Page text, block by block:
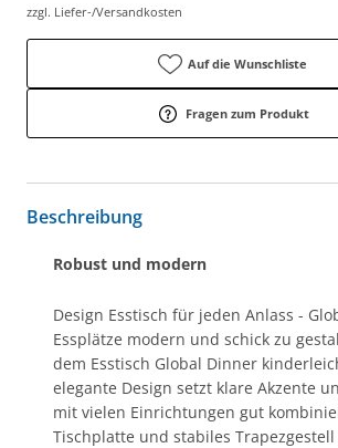
zzgl. Liefer-/Versandkosten
Auf die Wunschliste
Fragen zum Produkt
Beschreibung
Robust und modern
Design Esstisch für jeden Anlass -
Essplätze modern und schick zu
dem Esstisch Global Dinner
elegante Design setzt klare Akzente
mit vielen Einrichtungen gut
Tischplatte und stabiles